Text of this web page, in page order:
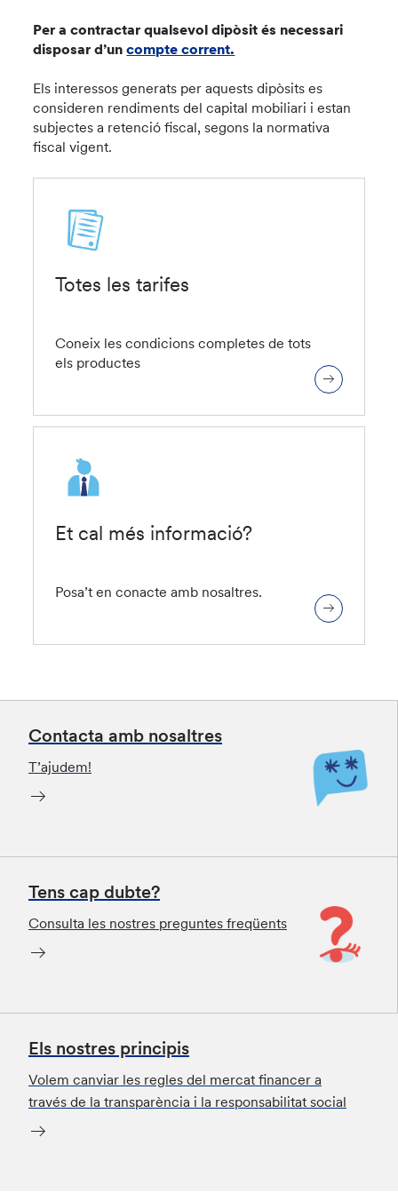
Per a contractar qualsevol dipòsit és necessari
disposar d’uncompte corrent.
Els interessos generats per aquests dipòsits es
consideren rendiments del capital mobiliari i estan
subjectes a retenció fiscal, segons la normativa
fiscal vigent.
Totes les tarifes
Coneix les condicions completes de tots
els productes
Et cal més informació?
Posa’t en conacte amb nosaltres.
Contacta amb nosaltres
T’ajudem!
Tens cap dubte?
Consulta les nostres preguntes freqüents
Els nostres principis
Volem canviar les regles del mercat financer a
través de la transparència i la responsabilitat social